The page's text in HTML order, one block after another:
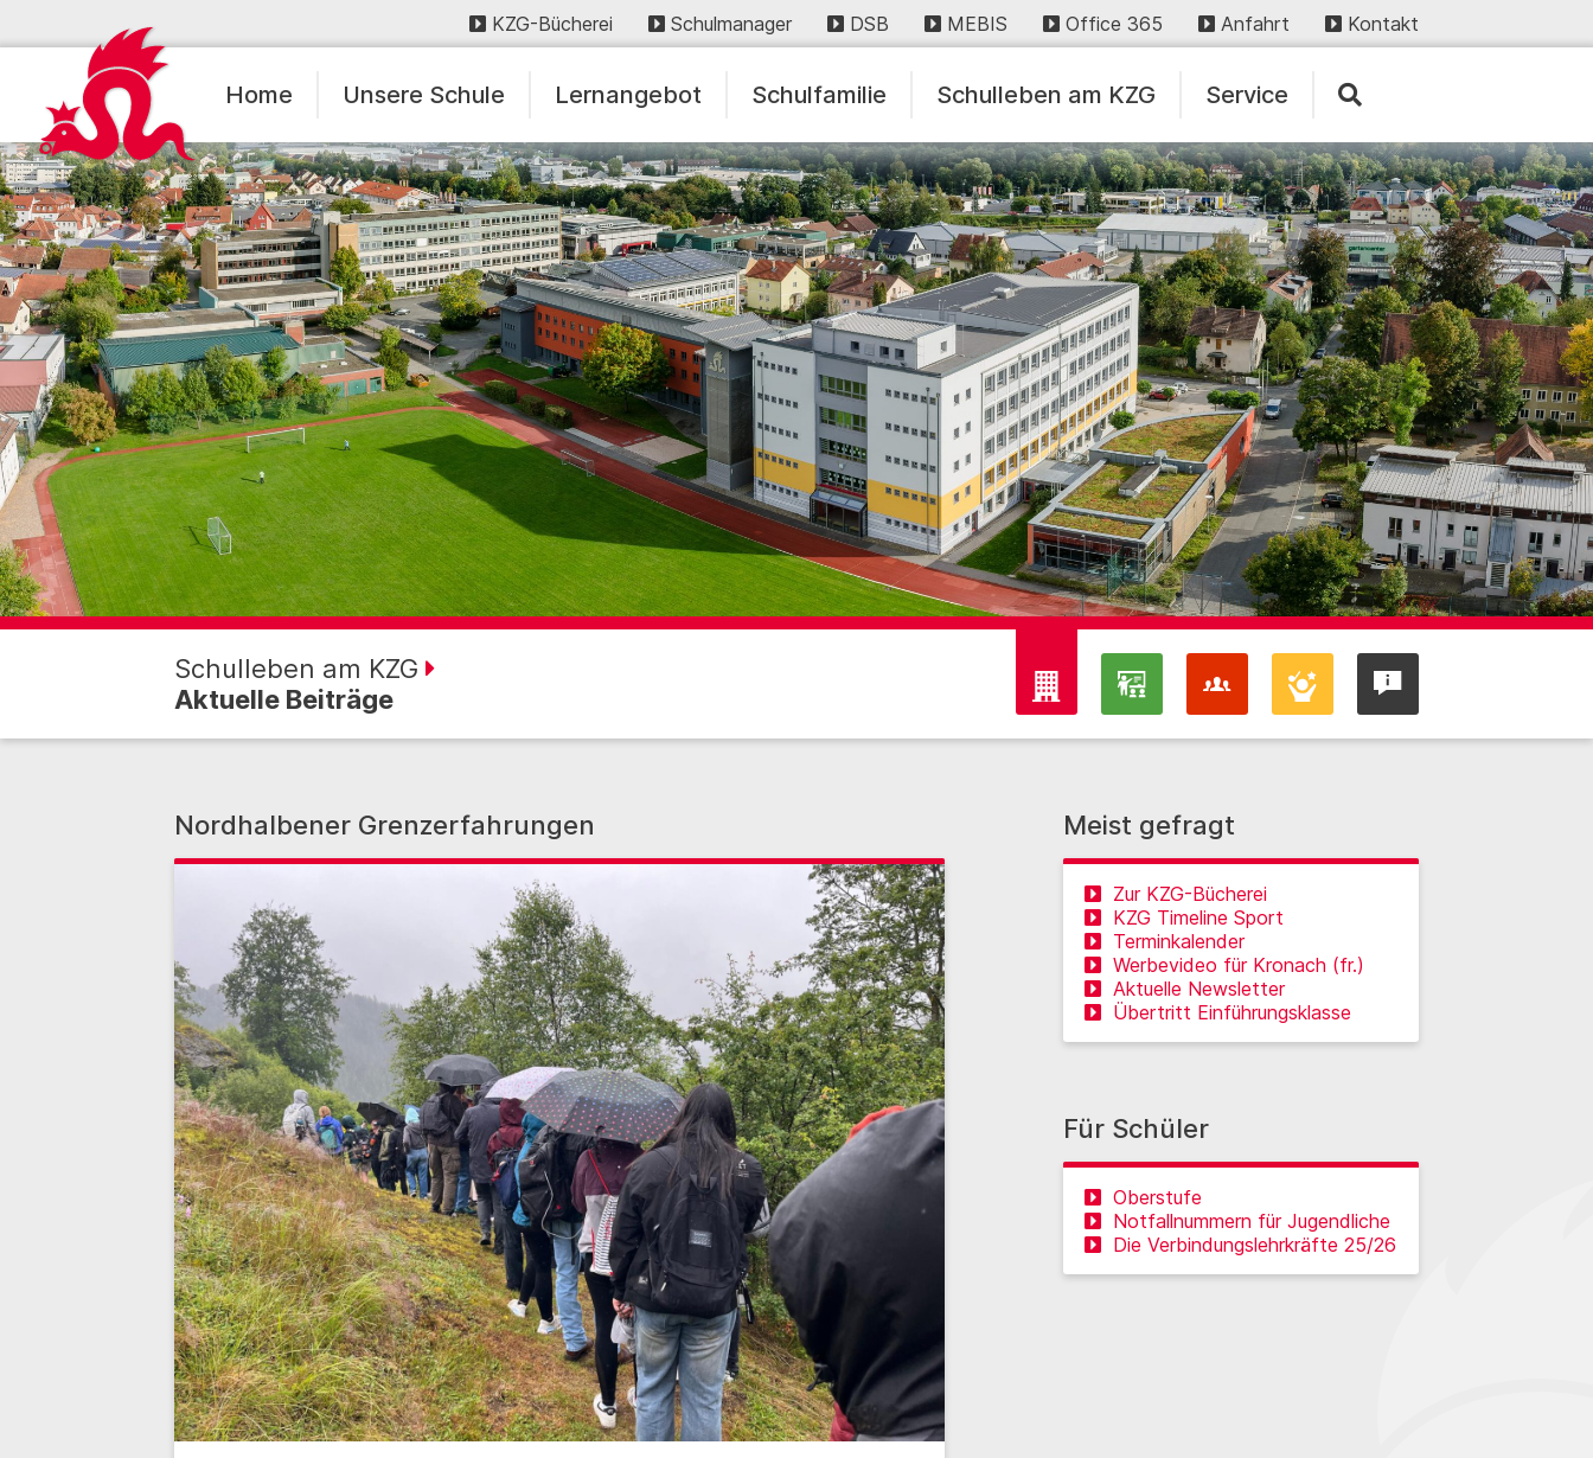
KZG-Bücherei Schulmanager DSB MEBIS Office 365 Anfahrt Kontakt
Home Unsere Schule Lernangebot Schulfamilie Schulleben am KZG Service
Schulleben am KZG
Aktuelle Beiträge
Nordhalbener Grenzerfahrungen Meist gefragt
Zur KZG-Bücherei
KZG Timeline Sport
Terminkalender
Werbevideo für Kronach (fr.)
Aktuelle Newsletter
Übertritt Einführungsklasse
Für Schüler
Oberstufe
Notfallnummern für Jugendliche
Die Verbindungslehrkräfte 25/26